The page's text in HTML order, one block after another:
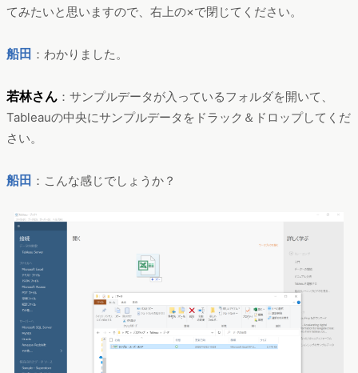
てみたいと思いますので、右上の×で閉じてください。
船田 ：わかりました。
若林さん ：サンプルデータが入っているフォルダを開いて、
Tableauの中央にサンプルデータをドラック＆ドロップしてくだ
さい。
船田 ：こんな感じでしょうか？